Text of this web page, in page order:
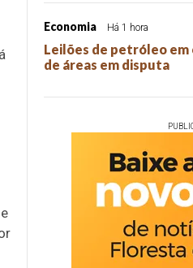
Economia Há 1 hora
Leilões de petróleo
de áreas em disputa